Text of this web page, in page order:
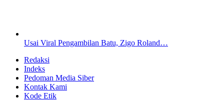
Usai Viral Pengambilan Batu, Zigo Roland…
Redaksi
Indeks
Pedoman Media Siber
Kontak Kami
Kode Etik